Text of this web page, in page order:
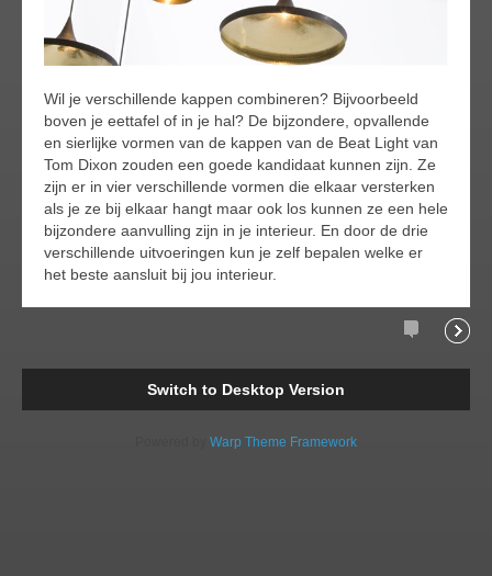
Wil je verschillende kappen combineren? Bijvoorbeeld
boven je eettafel of in je hal? De bijzondere, opvallende
en sierlijke vormen van de kappen van de Beat Light van
Tom Dixon zouden een goede kandidaat kunnen zijn. Ze
zijn er in vier verschillende vormen die elkaar versterken
als je ze bij elkaar hangt maar ook los kunnen ze een hele
bijzondere aanvulling zijn in je interieur. En door de drie
verschillende uitvoeringen kun je zelf bepalen welke er
het beste aansluit bij jou interieur.
Comments
Switch to Desktop Version
Warp Theme Framework